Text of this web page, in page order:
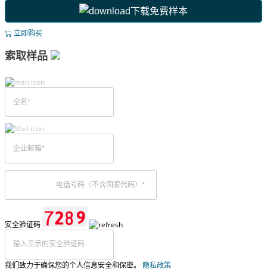
下载免费样本
立即购买
索取样品
安全验证码
我们致力于确保您的个人信息安全和保密。 隐私政策